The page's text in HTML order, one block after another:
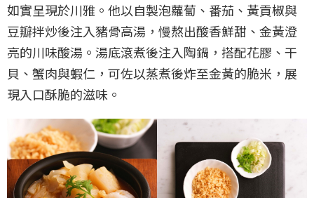
如實呈現於川雅。他以自製泡蘿蔔、番茄、黃貢椒與
豆瓣拌炒後注入豬骨高湯，慢熬出酸香鮮甜、金黃澄
亮的川味酸湯。湯底滾煮後注入陶鍋，搭配花膠、干
貝、蟹肉與蝦仁，可佐以蒸煮後炸至金黃的脆米，展
現入口酥脆的滋味。